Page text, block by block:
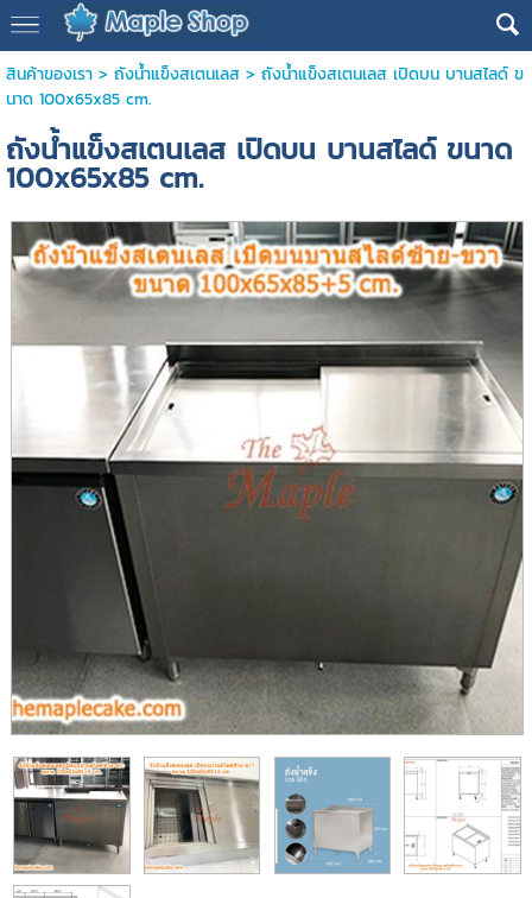
สินค้าของเรา> ถังน้ำแข็งสเตนเลส > ถังน้ำแข็งสเตนเลส เปิดบน บานสไลด์ ข
นาด 100x65x85 cm.
ถังน้ำแข็งสเตนเลส เปิดบน บานสไลด์ ขนาด
100x65x85 cm.